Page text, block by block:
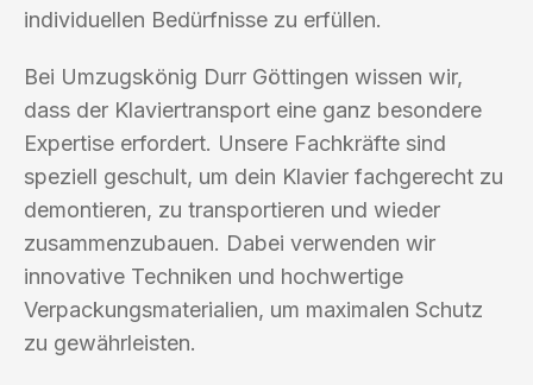
individuellen Bedürfnisse zu erfüllen.
Bei Umzugskönig Durr Göttingen wissen wir,
dass der Klaviertransport eine ganz besondere
Expertise erfordert. Unsere Fachkräfte sind
speziell geschult, um dein Klavier fachgerecht zu
demontieren, zu transportieren und wieder
zusammenzubauen. Dabei verwenden wir
innovative Techniken und hochwertige
Verpackungsmaterialien, um maximalen Schutz
zu gewährleisten.